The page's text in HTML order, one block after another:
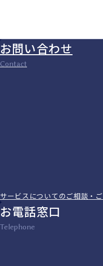
お問い合わせ
Contact
サービスについてのご相談・
お電話窓口
Telephone